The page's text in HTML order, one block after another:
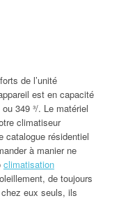
de l’unité
est en capacité
349 ³/. Le matériel
climatiseur
catalogue résidentiel
à manier ne
climatisation
de toujours
eux seuls, ils